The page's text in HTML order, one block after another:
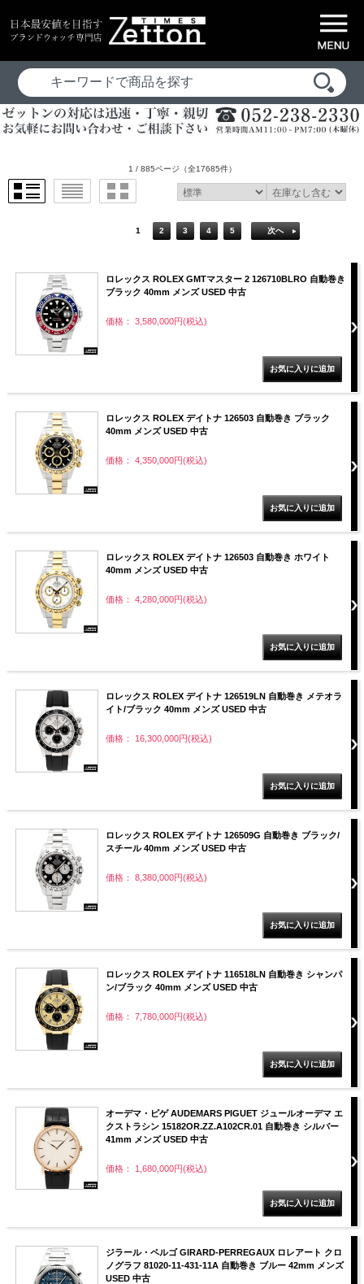
1 / 885ページ （全17685件）
1 2 3 4 5 次へ
ロレックス ROLEX GMTマスター 2 126710BLRO 自動巻き
ブラック 40mm メンズ USED 中古
価格： 3,580,000円(税込)
ロレックス ROLEX デイトナ 126503 自動巻き ブラック
40mm メンズ USED 中古
価格： 4,350,000円(税込)
ロレックス ROLEX デイトナ 126503 自動巻き ホワイト
40mm メンズ USED 中古
価格： 4,280,000円(税込)
ロレックス ROLEX デイトナ 126519LN 自動巻き メテオラ
イト/ブラック 40mm メンズ USED 中古
価格： 16,300,000円(税込)
ロレックス ROLEX デイトナ 126509G 自動巻き ブラック/
スチール 40mm メンズ USED 中古
価格： 8,380,000円(税込)
ロレックス ROLEX デイトナ 116518LN 自動巻き シャンパ
ン/ブラック 40mm メンズ USED 中古
価格： 7,780,000円(税込)
オーデマ・ピゲ AUDEMARS PIGUET ジュールオーデマ エ
クストラシン 15182OR.ZZ.A102CR.01 自動巻き シルバー
41mm メンズ USED 中古
価格： 1,680,000円(税込)
ジラール・ペルゴ GIRARD-PERREGAUX ロレアート クロ
ノグラフ 81020-11-431-11A 自動巻き ブルー 42mm メンズ
USED 中古